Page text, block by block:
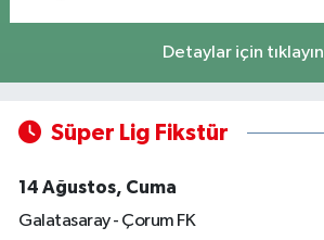
Detaylar için tıklayın
Süper Lig Fikstür
14 Ağustos, Cuma
Galatasaray - Çorum FK